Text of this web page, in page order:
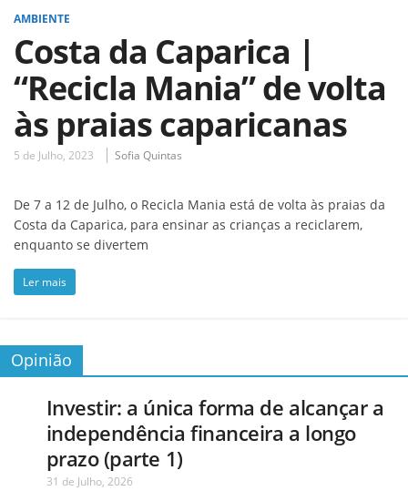
AMBIENTE
Costa da Caparica |
“Recicla Mania” de volta
às praias caparicanas
5 de Julho, 2023 Sofia Quintas
De 7 a 12 de Julho, o Recicla Mania está de volta às praias da
Costa da Caparica, para ensinar as crianças a reciclarem,
enquanto se divertem
Ler mais
Opinião
Investir: a única forma de alcançar a
independência financeira a longo
prazo (parte 1)
31 de Julho, 2026